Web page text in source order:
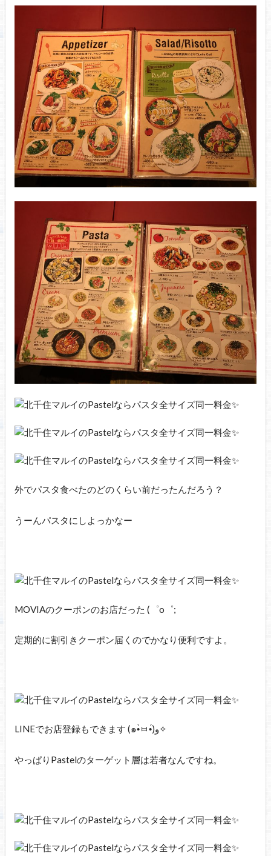
外でパスタ食べたのどのくらい前だったんだろう？
うーんパスタにしよっかなー
MOVIAのクーポンのお店だった (゜o゜;
定期的に割引きクーポン届くのでかなり便利ですよ。
LINEでお店登録もできます (๑•̀ㅂ•́)و✧
やっぱりPastelのターゲット層は若者なんですね。